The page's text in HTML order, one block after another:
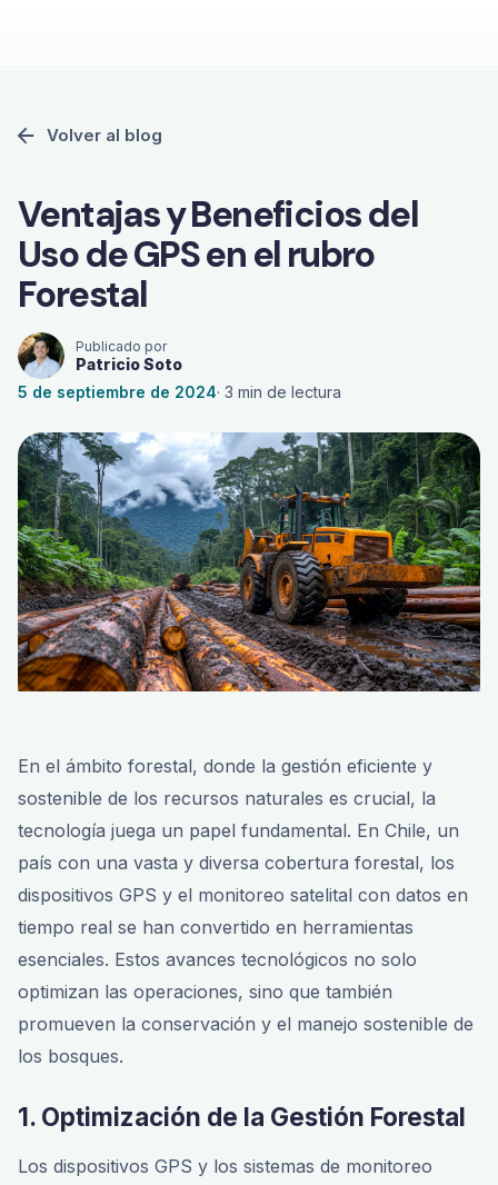
Volver al blog
Ventajas y Beneficios del
Uso de GPS en el rubro
Forestal
Publicado por
Patricio Soto
5 de septiembre de 2024· 3 min de lectura
En el ámbito forestal, donde la gestión eficiente y
sostenible de los recursos naturales es crucial, la
tecnología juega un papel fundamental. En Chile, un
país con una vasta y diversa cobertura forestal, los
dispositivos GPS y el monitoreo satelital con datos en
tiempo real se han convertido en herramientas
esenciales. Estos avances tecnológicos no solo
optimizan las operaciones, sino que también
promueven la conservación y el manejo sostenible de
los bosques.
1. Optimización de la Gestión Forestal
Los dispositivos GPS y los sistemas de monitoreo